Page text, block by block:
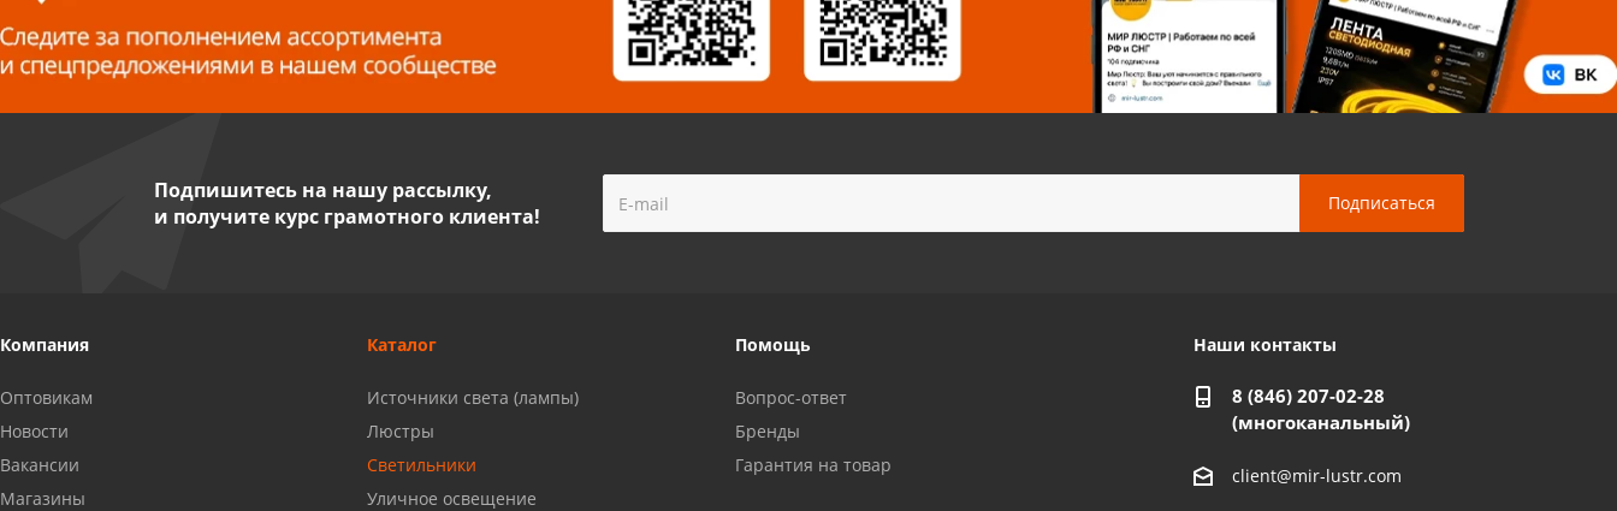
8 927 255 38 33
Пенза, ул. Пролетарская, 61 ТЦ
"Стройбери"
Миасс, ул. Романенко, 95
8 927 009 54 63
Саратов, ул. Танкистов, 37 (БЦ
Подпишитесь на нашу рассылку,
и получите курс грамотного клиента!
Компания
Оптовикам
Новости
Вакансии
Магазины
Каталог
Источники света (лампы)
Люстры
Светильники
Уличное освещение
Помощь
Вопрос-ответ
Бренды
Гарантия на товар
Наши контакты
8 (846) 207-02-28
(многоканальный)
client@mir-lustr.com